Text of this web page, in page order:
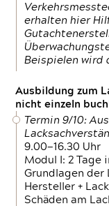
erhalten hier
Beispielen wird
Ausbildung zum
nicht einzeln
Termin 9/10:
9.00—16.30 Uhr
Modul I: 2 Tage
Grundlagen der
Hersteller +
Schäden am